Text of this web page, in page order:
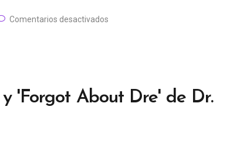
Comentarios desactivados
'Forgot About Dre' de Dr.